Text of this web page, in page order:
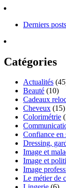
Derniers posts
Catégories
Actualités
Beauté (10)
Cadeaux
Cheveux (15)
Colorimétrie
Confiance en
Dressing,
Image et
Image et
Image
Le métier de